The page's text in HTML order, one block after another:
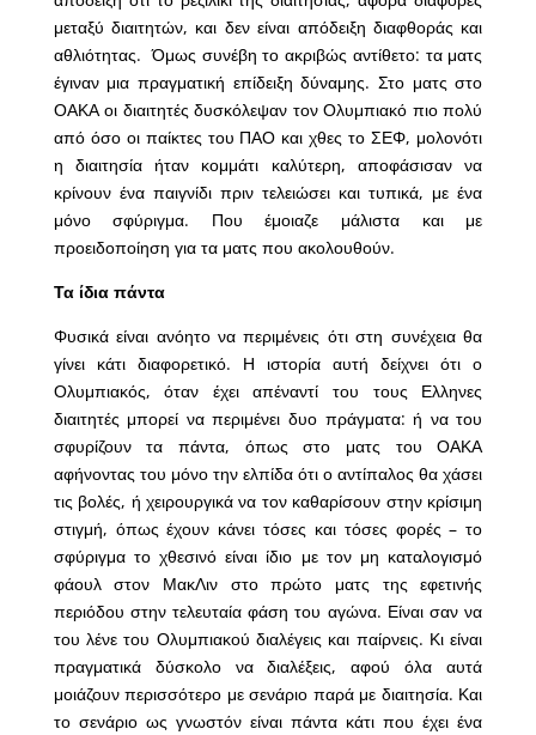
μεταξύ διαιτητών, και δεν είναι απόδειξη διαφθοράς και
αθλιότητας. Όμως συνέβη το ακριβώς αντίθετο: τα ματς
έγιναν μια πραγματική επίδειξη δύναμης. Στο ματς στο
ΟΑΚΑ οι διαιτητές δυσκόλεψαν τον Ολυμπιακό πιο πολύ
από όσο οι παίκτες του ΠΑΟ και χθες το ΣΕΦ, μολονότι
η διαιτησία ήταν κομμάτι καλύτερη, αποφάσισαν να
κρίνουν ένα παιγνίδι πριν τελειώσει και τυπικά, με ένα
μόνο σφύριγμα. Που έμοιαζε μάλιστα και με
προειδοποίηση για τα ματς που ακολουθούν.
Τα ίδια πάντα
Φυσικά είναι ανόητο να περιμένεις ότι στη συνέχεια θα
γίνει κάτι διαφορετικό. Η ιστορία αυτή δείχνει ότι ο
Ολυμπιακός, όταν έχει απέναντί του τους Ελληνες
διαιτητές μπορεί να περιμένει δυο πράγματα: ή να του
σφυρίζουν τα πάντα, όπως στο ματς του ΟΑΚΑ
αφήνοντας του μόνο την ελπίδα ότι ο αντίπαλος θα χάσει
τις βολές, ή χειρουργικά να τον καθαρίσουν στην κρίσιμη
στιγμή, όπως έχουν κάνει τόσες και τόσες φορές – το
σφύριγμα το χθεσινό είναι ίδιο με τον μη καταλογισμό
φάουλ στον ΜακΛιν στο πρώτο ματς της εφετινής
περιόδου στην τελευταία φάση του αγώνα. Είναι σαν να
του λένε του Ολυμπιακού διαλέγεις και παίρνεις. Κι είναι
πραγματικά δύσκολο να διαλέξεις, αφού όλα αυτά
μοιάζουν περισσότερο με σενάριο παρά με διαιτησία. Και
το σενάριο ως γνωστόν είναι πάντα κάτι που έχει ένα